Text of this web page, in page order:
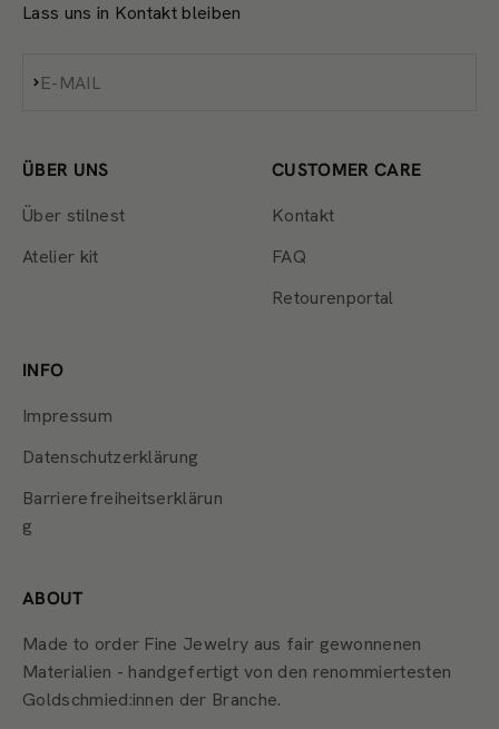
Lass uns in Kontakt bleiben
E-MAIL
Abonnieren
ÜBER UNS
Über stilnest
Atelier kit
CUSTOMER CARE
Kontakt
FAQ
Retourenportal
INFO
Impressum
Datenschutzerklärung
Barrierefreiheitserklärun
g
ABOUT
Made to order Fine Jewelry aus fair gewonnenen
Materialien - handgefertigt von den renommiertesten
Goldschmied:innen der Branche.